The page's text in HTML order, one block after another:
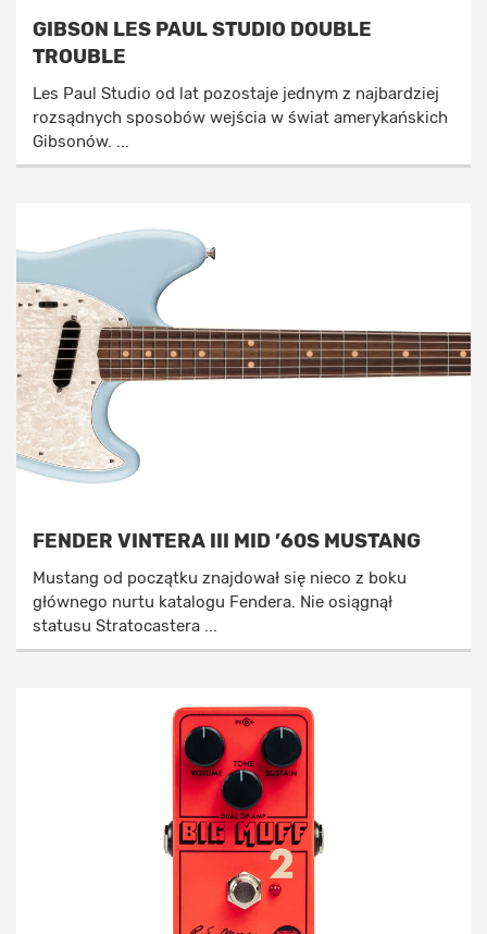
GIBSON LES PAUL STUDIO DOUBLE
TROUBLE
Les Paul Studio od lat pozostaje jednym z najbardziej
rozsądnych sposobów wejścia w świat amerykańskich
Gibsonów. ...
FENDER VINTERA III MID ’60S MUSTANG
Mustang od początku znajdował się nieco z boku
głównego nurtu katalogu Fendera. Nie osiągnął
statusu Stratocastera ...